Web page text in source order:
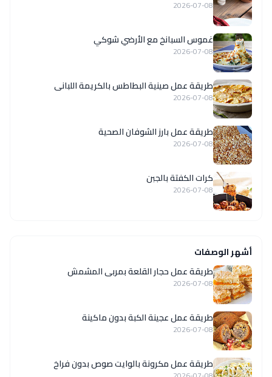
2026-07-08
غموس السبانخ مع الأرضي شوكي
2026-07-08
طريقة عمل صينية البطاطس بالكريمة اللبانى
2026-07-08
طريقة عمل بارز الشوفان الصحية
2026-07-08
كرات الكفتة بالجبن
2026-07-08
أشهر الوصفات
طريقة عمل حجار القلعة بمربى المشمش
2026-07-08
طريقة عمل عجينة الكبة بدون ماكينة
2026-07-08
طريقة عمل مكرونة بالوايت صوص بدون فراخ